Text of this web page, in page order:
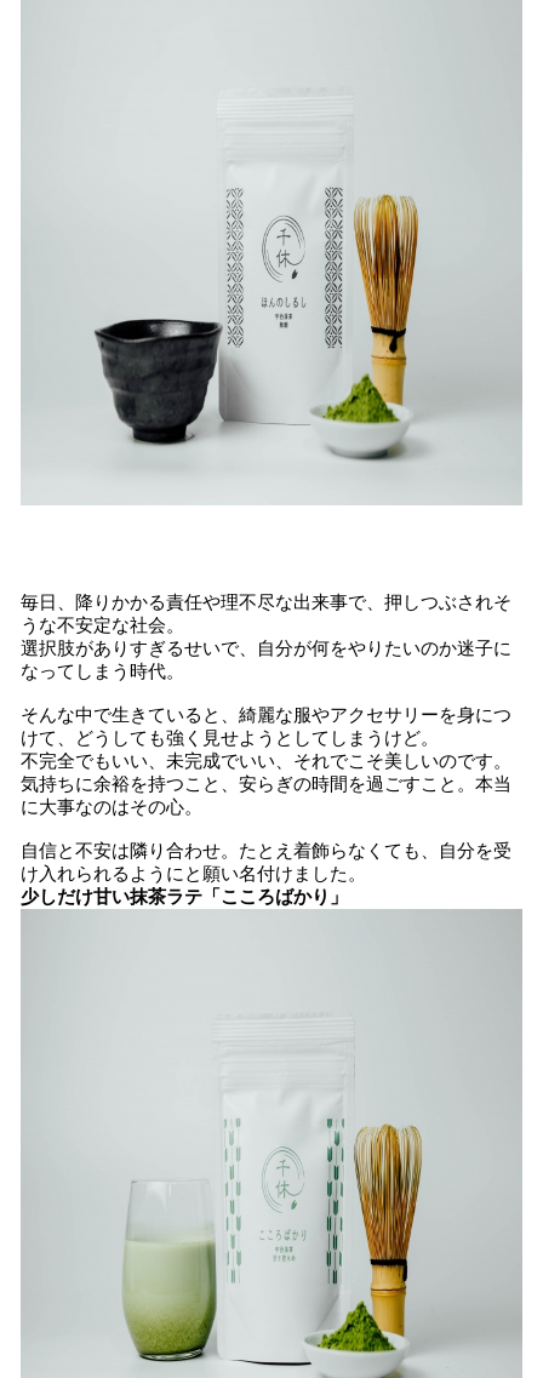
毎日、降りかかる責任や理不尽な出来事で、押しつぶされそ
うな不安定な社会。
選択肢がありすぎるせいで、自分が何をやりたいのか迷子に
なってしまう時代。
そんな中で生きていると、綺麗な服やアクセサリーを身につ
けて、どうしても強く見せようとしてしまうけど。
不完全でもいい、未完成でいい、それでこそ美しいのです。
気持ちに余裕を持つこと、安らぎの時間を過ごすこと。本当
に大事なのはその心。
自信と不安は隣り合わせ。たとえ着飾らなくても、自分を受
け入れられるようにと願い名付けました。
少しだけ甘い抹茶ラテ「こころばかり」